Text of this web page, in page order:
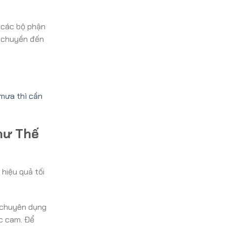
bộ phận
đến
thì cần
Thế
quả tối
dụng
cam. Để